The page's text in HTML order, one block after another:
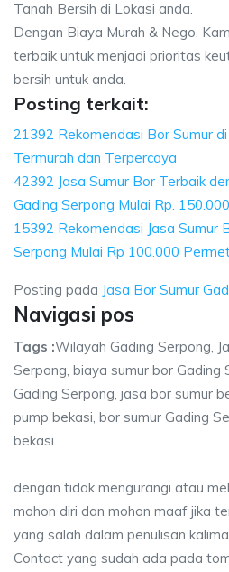
Tanah Bersih di Lokasi anda.
Dengan Biaya Murah & Nego,
terbaik untuk menjadi prioritas
bersih untuk anda.
Posting terkait:
21392 Rekomendasi Bor Sumur
Termurah dan Terpercaya
42392 Jasa Sumur Bor Terbaik
Gading Serpong Mulai Rp. 150.000
15392 Rekomendasi Jasa Sumur
Serpong Mulai Rp 100.000
Posting pada Jasa Bor Sumur
Navigasi pos
Tags :Wilayah Gading Serpong,
Serpong, biaya sumur bor Gading
Gading Serpong, jasa bor sumur
pump bekasi, bor sumur Gading
bekasi.
dengan tidak mengurangi atau
mohon diri dan mohon maaf jika
yang salah dalam penulisan
Contact yang sudah ada pada